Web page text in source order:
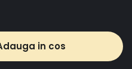
in cos